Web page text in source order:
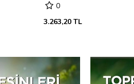
0
691,81 TL